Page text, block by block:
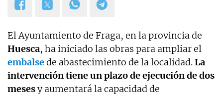
El Ayuntamiento de Fraga, en la provincia de
Huesca, ha iniciado las obras para ampliar el
embalsede abastecimiento de la localidad.La
intervención tiene un plazo de ejecución de dos
mesesy aumentará la capacidad de